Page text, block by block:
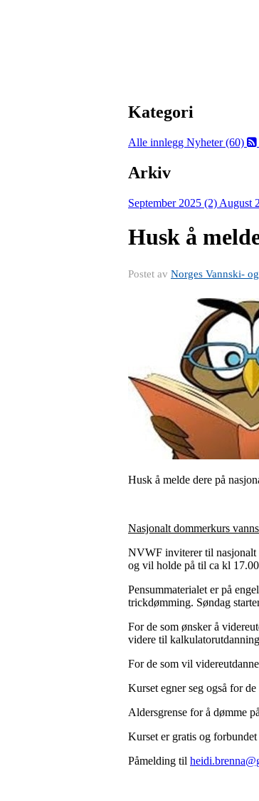
Kategori
Alle innlegg Nyheter (60)
Arkiv
September 2025 (2) August
Husk å
Postet av Norges Vannski-
Husk å melde dere på
Nasjonalt dommerkurs
NVWF inviterer til nasjonalt
og vil holde på til ca kl 17.00
Pensummaterialet er på
trickdømming. Søndag
For de som ønsker å
videre til
For de som vil
Kurset egner seg også for
Aldersgrense for å dømme
Kurset er gratis og
Påmelding til